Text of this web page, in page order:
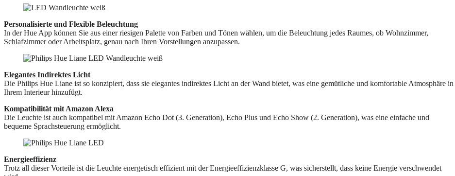
Personalisierte und Flexible Beleuchtung
In der Hue App können Sie aus einer riesigen Palette von Farben und Tönen wählen, um die Beleuchtung jedes Raumes, ob Wohnzimmer,
Schlafzimmer oder Arbeitsplatz, genau nach Ihren Vorstellungen anzupassen.
Elegantes Indirektes Licht
Die Philips Hue Liane ist so konzipiert, dass sie elegantes indirektes Licht an der Wand bietet, was eine gemütliche und komfortable Atmosphäre in
Ihrem Interieur hinzufügt.
Kompatibilität mit Amazon Alexa
Die Leuchte ist auch kompatibel mit Amazon Echo Dot (3. Generation), Echo Plus und Echo Show (2. Generation), was eine einfache und
bequeme Sprachsteuerung ermöglicht.
Energieeffizienz
Trotz all dieser Vorteile ist die Leuchte energetisch effizient mit der Energieeffizienzklasse G, was sicherstellt, dass keine Energie verschwendet